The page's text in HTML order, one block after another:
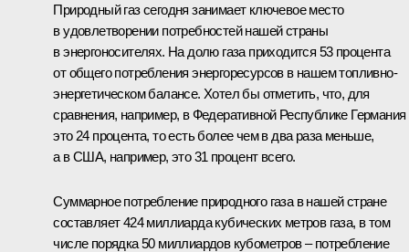
Природный газ сегодня занимает ключевое место
в удовлетворении потребностей нашей страны
в энергоносителях. На долю газа приходится 53 процента
от общего потребления энергоресурсов в нашем топливно-
энергетическом балансе. Хотел бы отметить, что, для
сравнения, например, в Федеративной Республике Германия
это 24 процента, то есть более чем в два раза меньше,
а в США, например, это 31 процент всего.
Суммарное потребление природного газа в нашей стране
составляет 424 миллиарда кубических метров газа, в том
числе порядка 50 миллиардов кубометров – потребление